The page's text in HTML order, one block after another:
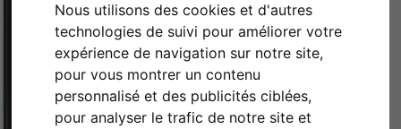
Nous utilisons des cookies et d'autres
technologies de suivi pour améliorer votre
expérience de navigation sur notre site,
pour vous montrer un contenu
personnalisé et des publicités ciblées,
pour analyser le trafic de notre site et
Retour